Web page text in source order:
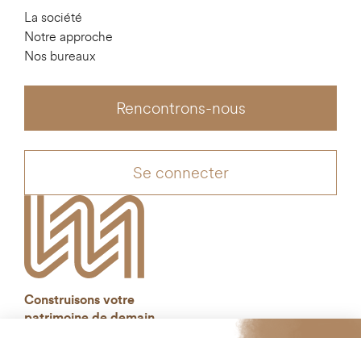
La société
Notre approche
Nos bureaux
Rencontrons-nous
Se connecter
Construisons votre
patrimoine de demain